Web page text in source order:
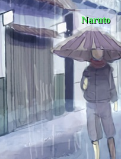
Naruto